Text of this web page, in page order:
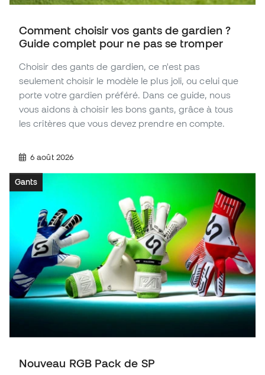
Comment choisir vos gants de gardien ?
Guide complet pour ne pas se tromper
Choisir des gants de gardien, ce n'est pas
seulement choisir le modèle le plus joli, ou celui que
porte votre gardien préféré. Dans ce guide, nous
vous aidons à choisir les bons gants, grâce à tous
les critères que vous devez prendre en compte.
6 août 2026
Gants
Nouveau RGB Pack de SP